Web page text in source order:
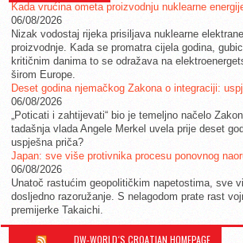
Kada vrućina ometa proizvodnju nuklearne
06/08/2026
Nizak vodostaj rijeka prisiljava nuklearne
proizvodnje. Kada se promatra cijela godina,
kritičnim danima to se odražava na
širom Europe.
Deset godina njemačkog Zakona o integraciji:
06/08/2026
„Poticati i zahtijevati“ bio je temeljno načelo
tadašnja vlada Angele Merkel uvela prije deset
uspješna priča?
Japan: sve više protivnika procesu ponovnog
06/08/2026
Unatoč rastućim geopolitičkim napetostima, sve
dosljedno razoružanje. S nelagodom prate rast
premijerke Takaichi.
DW-WORLD´S CROATIAN HOMEPAGE